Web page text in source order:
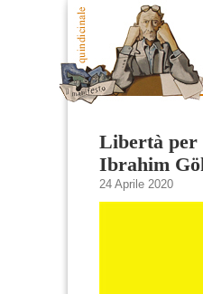
Libertà per
Ibrahim
24 Aprile 2020